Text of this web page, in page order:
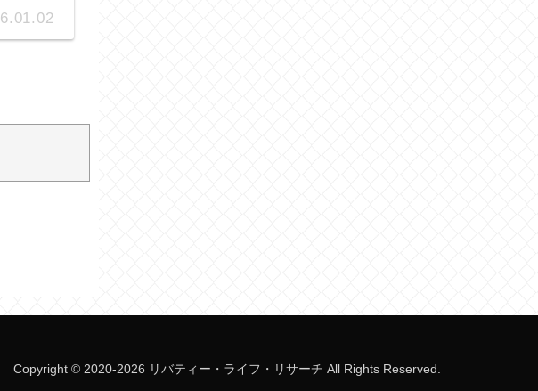
Copyright © 2020-2026 リバティー・ライフ・リサーチ All Rights Reserved.